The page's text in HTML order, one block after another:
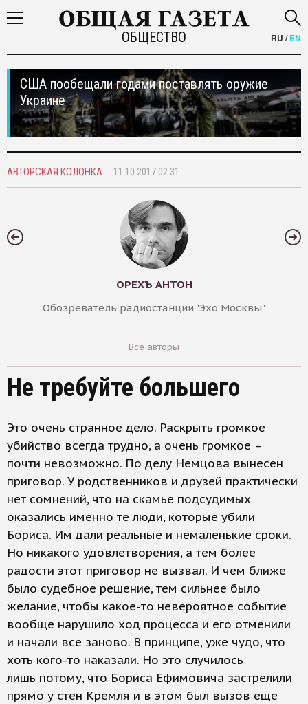
ОБЩЕСТВО RU /EN
США пообещали годами поставлять оружие
Украине
АВТОРСКАЯ КОЛОНКА 11.10.2017 02:31
ОРЕХЪ АНТОН
Обозреватель радиостанции "Эхо Москвы"
Все авторы
Не требуйте большего
Это очень странное дело. Раскрыть громкое
убийство всегда трудно, а очень громкое –
почти невозможно. По делу Немцова вынесен
приговор. У родственников и друзей практически
нет сомнений, что на скамье подсудимых
оказались именно те люди, которые убили
Бориса. Им дали реальные и немаленькие сроки.
Но никакого удовлетворения, а тем более
радости этот приговор не вызвал. И чем ближе
было судебное решение, тем сильнее было
желание, чтобы какое-то невероятное событие
вообще нарушило ход процесса и его отменили
и начали все заново. В принципе, уже чудо, что
хоть кого-то наказали. Но это случилось
лишь потому, что Бориса Ефимовича застрелили
прямо у стен Кремля и в этом был вызов еще